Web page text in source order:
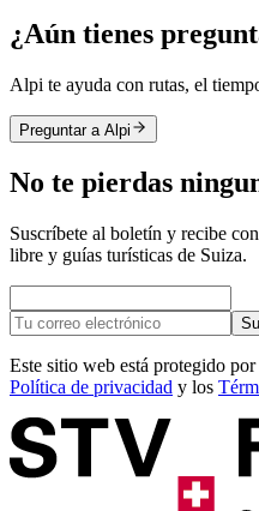
¿Aún tienes
Alpi te ayuda con rutas, el
Preguntar a Alpi
No te pierdas
Suscríbete al boletín y recibe
libre y guías turísticas de Suiza.
Este sitio web está protegido
Política de privacidad y los